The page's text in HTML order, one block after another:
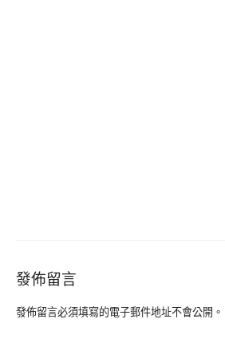
發佈留言
發佈留言必須填寫的電子郵件地址不會公開。